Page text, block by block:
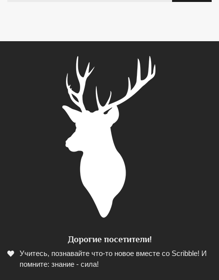
Дорогие посетители!
Учитесь, познавайте что-то новое вместе со Scribble! И
помните: знание - сила!